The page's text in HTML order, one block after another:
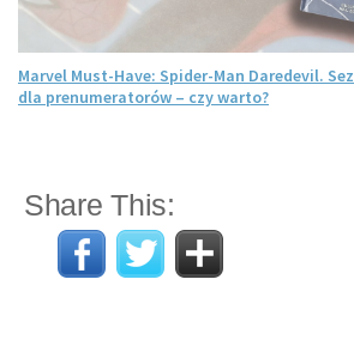
Marvel Must-Have: Spider-Man Daredevil.
dla prenumeratorów – czy warto?
Share This: